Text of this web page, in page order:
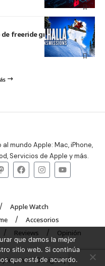
freeride grabado con el
mundo Apple: Mac, iPhone,
Servicios de Apple y más.
Apple Watch
Accesorios
Reviews Opinión
y más | Design byUNXON
que damos la mejor
sitio web. Si continúa
que está de acuerdo.